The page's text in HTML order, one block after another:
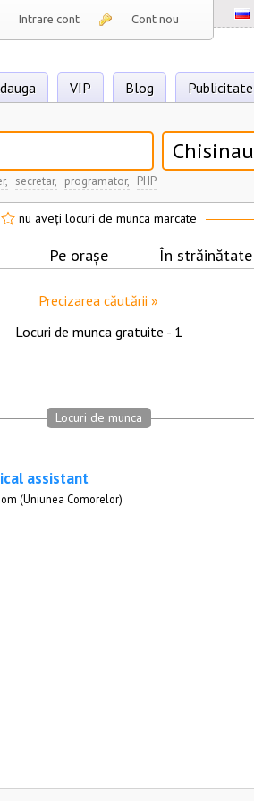
Intrare cont Cont nou
VIP Blog Publicitate
Chisinau
secretar, programator, PHP
nu aveți locuri de munca marcate
Pe orașe În străinătate
Precizarea căutării »
Locuri de munca gratuite - 1
Locuri de munca
assistant
(Uniunea Comorelor)